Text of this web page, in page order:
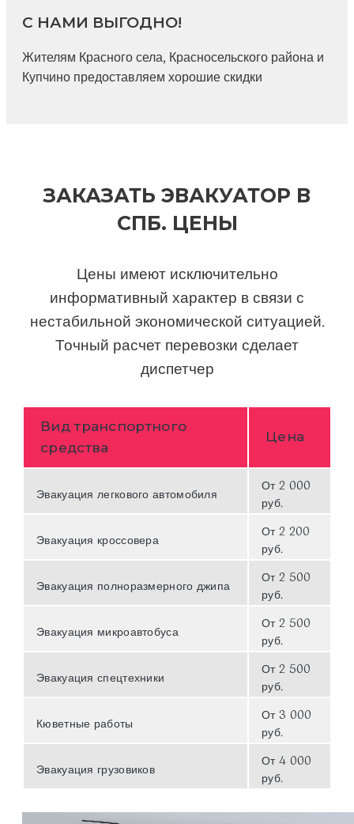
С НАМИ ВЫГОДНО!
Жителям Красного села, Красносельского района и
Купчино предоставляем хорошие скидки
ЗАКАЗАТЬ ЭВАКУАТОР В
СПБ. ЦЕНЫ
Цены имеют исключительно
информативный характер в связи с
нестабильной экономической ситуацией.
Точный расчет перевозки сделает
диспетчер
Вид транспортного
средства
Цена
Эвакуация легкового автомобиля
От 2 000
руб.
Эвакуация кроссовера
От 2 200
руб.
Эвакуация полноразмерного джипа
От 2 500
руб.
Эвакуация микроавтобуса
От 2 500
руб.
Эвакуация спецтехники
От 2 500
руб.
Кюветные работы
От 3 000
руб.
Эвакуация грузовиков
От 4 000
руб.